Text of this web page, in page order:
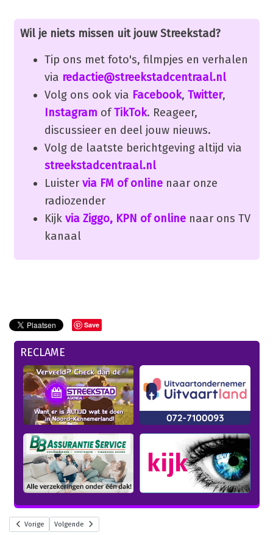
Wil je niets missen uit jouw Streekstad?
Tip ons met foto's, filmpjes en verhalen
via redactie@streekstadcentraal.nl
Volg ons ook via Facebook, Twitter,
Instagram ofTikTok. Reageer,
discussieer en deel jouw nieuws.
Volg de laatste berichtgeving altijd via
streekstadcentraal.nl
Luister via FM of onlinenaar onze
radiozender
Kijk via Ziggo, KPN of onlinenaar ons TV
kanaal
Save
RECLAME
Vorige Volgende